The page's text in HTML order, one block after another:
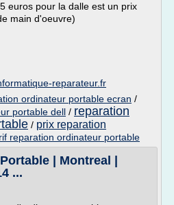
euros pour la dalle est un prix
main d'oeuvre)
reparateur.fr
ordinateur portable ecran /
portable dell / reparation
/ prix reparation
reparation ordinateur portable
| Montreal |
...